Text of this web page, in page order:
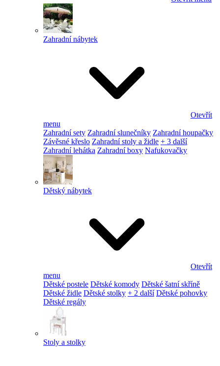
Zahradní nábytek
Otevřít
menu
Zahradní sety Zahradní slunečníky Zahradní houpačky
Závěsné křeslo Zahradní stoly a židle + 3 další
Zahradní lehátka Zahradní boxy Nafukovačky
Dětský nábytek
Otevřít
menu
Dětské postele Dětské komody Dětské šatní skříně
Dětské židle Dětské stolky + 2 další Dětské pohovky
Dětské regály
Stoly a stolky